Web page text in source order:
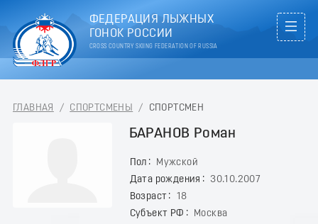
ФЕДЕРАЦИЯ ЛЫЖНЫХ
ГОНОК РОССИИ
CROSS COUNTRY SKIING FEDERATION OF RUSSIA
ГЛАВНАЯ / СПОРТСМЕНЫ / СПОРТСМЕН
БАРАНОВ Роман
Пол
Мужской
Дата рождения
30.10.2007
Возраст
18
Субъект РФ
Москва